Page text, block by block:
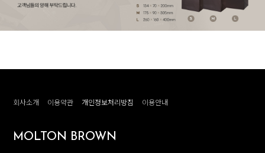
회사소개 이용약관 개인정보처리방침 이용안내
MOLTON BROWN